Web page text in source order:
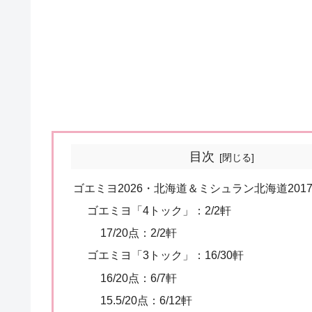
目次
ゴエミヨ2026・北海道＆ミシュラン北海道
ゴエミヨ「4トック」：2/2軒
17/20点：2/2軒
ゴエミヨ「3トック」：16/30軒
16/20点：6/7軒
15.5/20点：6/12軒